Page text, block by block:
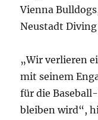
Vienna
Neustadt Diving
„Wir verlieren
mit seinem
für die
bleiben wird“,